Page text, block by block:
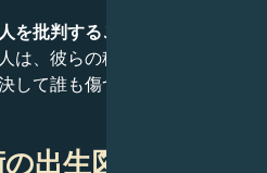
を批判することも多い
は、彼らの秩序と誠実さの要
して誰も傷つけないことを理
出生図に関する